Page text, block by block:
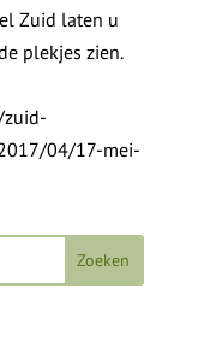
Zuid laten u
plekjes zien.
04/17-mei-